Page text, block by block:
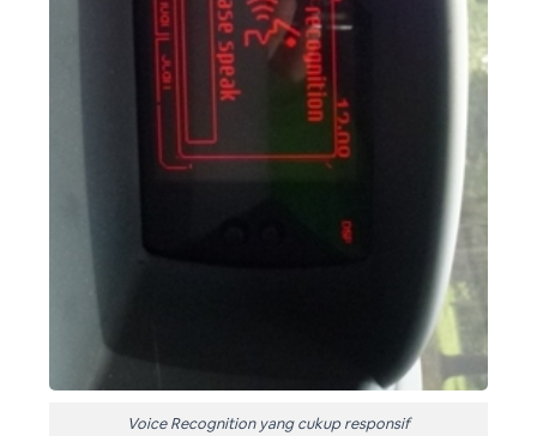
Voice Recognition yang cukup responsif